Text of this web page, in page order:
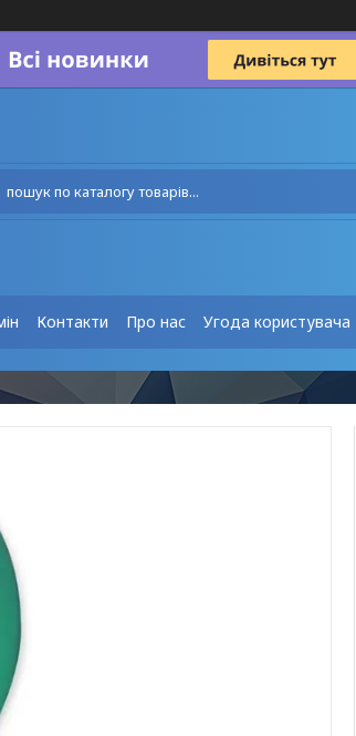
Контакти Про нас Угода користувача